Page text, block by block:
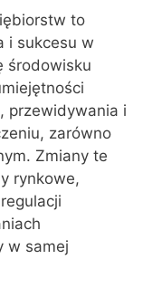
to
i sukcesu w
środowisku
przewidywania i
zarówno
Zmiany te
rynkowe,
w samej